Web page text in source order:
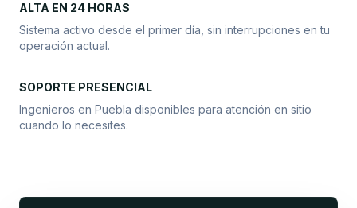
ALTA EN 24 HORAS
Sistema activo desde el primer día, sin interrupciones en tu
operación actual.
SOPORTE PRESENCIAL
Ingenieros en Puebla disponibles para atención en sitio
cuando lo necesites.